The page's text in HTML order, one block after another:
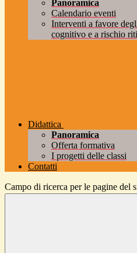
Panoramica
Calendario eventi
Interventi a favore
cognitivo e a rischio
Didattica
Panoramica
Offerta formativa
I progetti delle classi
Contatti
Campo di ricerca per le pagine del